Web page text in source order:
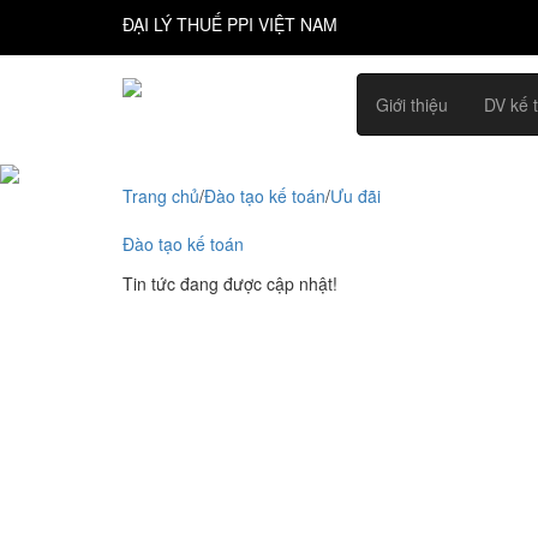
ĐẠI LÝ THUẾ PPI VIỆT NAM
Giới thiệu DV kế
Trang chủ/Đào tạo kế toán/Ưu đãi
Đào tạo kế toán
Tin tức đang được cập nhật!